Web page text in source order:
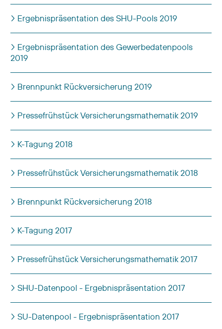
Ergebnispräsentation des SHU-Pools 2019
Ergebnispräsentation des Gewerbedatenpools
2019
Brennpunkt Rückversicherung 2019
Pressefrühstück Versicherungsmathematik 2019
K-Tagung 2018
Pressefrühstück Versicherungsmathematik 2018
Brennpunkt Rückversicherung 2018
K-Tagung 2017
Pressefrühstück Versicherungsmathematik 2017
SHU-Datenpool - Ergebnispräsentation 2017
SU-Datenpool - Ergebnispräsentation 2017